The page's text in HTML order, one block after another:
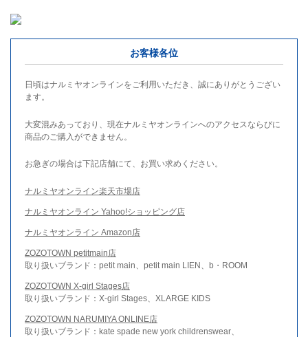
お客様各位
日頃はナルミヤオンラインをご利用いただき、誠にありがとうござい
ます。
大変混みあっており、現在ナルミヤオンラインへのアクセスならびに
商品のご購入ができません。
お急ぎの場合は下記店舗にて、お買い求めください。
ナルミヤオンライン楽天市場店
ナルミヤオンライン Yahoo!ショッピング店
ナルミヤオンライン Amazon店
ZOZOTOWN petitmain店
取り扱いブランド：petit main、petit main LIEN、b・ROOM
ZOZOTOWN X-girl Stages店
取り扱いブランド：X-girl Stages、XLARGE KIDS
ZOZOTOWN NARUMIYA ONLINE店
取り扱いブランド：kate spade new york childrenswear、